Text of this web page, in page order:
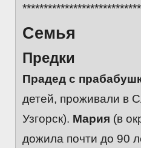
Семья
Предки
Прадед с
детей, проживали в
Узгорск). Мария (в
дожила почти до 90